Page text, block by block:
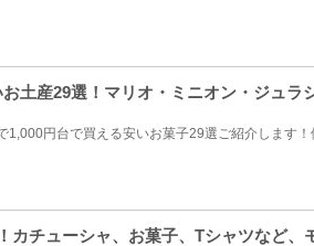
お土産29選！マリオ・ミニオン・ジュラ
円台で買える安いお菓子29選ご紹介します！
カチューシャ、お菓子、Tシャツなど、